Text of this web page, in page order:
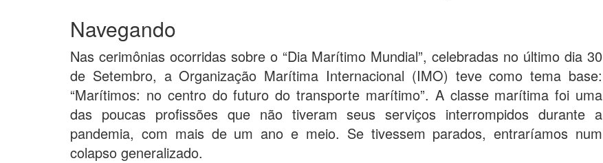
Navegando
Nas cerimônias ocorridas sobre o “Dia Marítimo Mundial”, celebradas no último dia 30
de Setembro, a Organização Marítima Internacional (IMO) teve como tema base:
“Marítimos: no centro do futuro do transporte marítimo”. A classe marítima foi uma
das poucas profissões que não tiveram seus serviços interrompidos durante a
pandemia, com mais de um ano e meio. Se tivessem parados, entraríamos num
colapso generalizado.